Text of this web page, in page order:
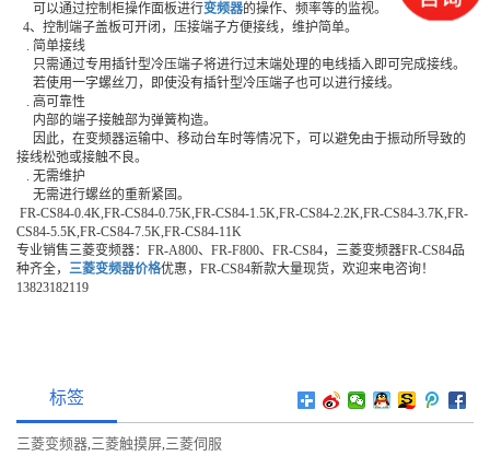
可以通过控制柜操作面板进行变频器的操作、频率等的监视。
4、控制端子盖板可开闭，压接端子方便接线，维护简单。
. 简单接线
只需通过专用插针型冷压端子将进行过末端处理的电线插入即可完成接线。
若使用一字螺丝刀，即使没有插针型冷压端子也可以进行接线。
. 高可靠性
内部的端子接触部为弹簧构造。
因此，在变频器运输中、移动台车时等情况下，可以避免由于振动所导致的
接线松弛或接触不良。
. 无需维护
无需进行螺丝的重新紧固。
FR-CS84-0.4K,FR-CS84-0.75K,FR-CS84-1.5K,FR-CS84-2.2K,FR-CS84-3.7K,FR-
CS84-5.5K,FR-CS84-7.5K,FR-CS84-11K
专业销售三菱变频器：FR-A800、FR-F800、FR-CS84，三菱变频器FR-CS84品
种齐全， 三菱变频器价格优惠，FR-CS84新款大量现货，欢迎来电咨询！
13823182119
标签
三菱变频器,三菱触摸屏,三菱伺服